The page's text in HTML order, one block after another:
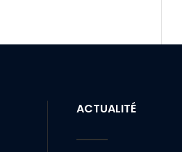
ACTUALITÉ